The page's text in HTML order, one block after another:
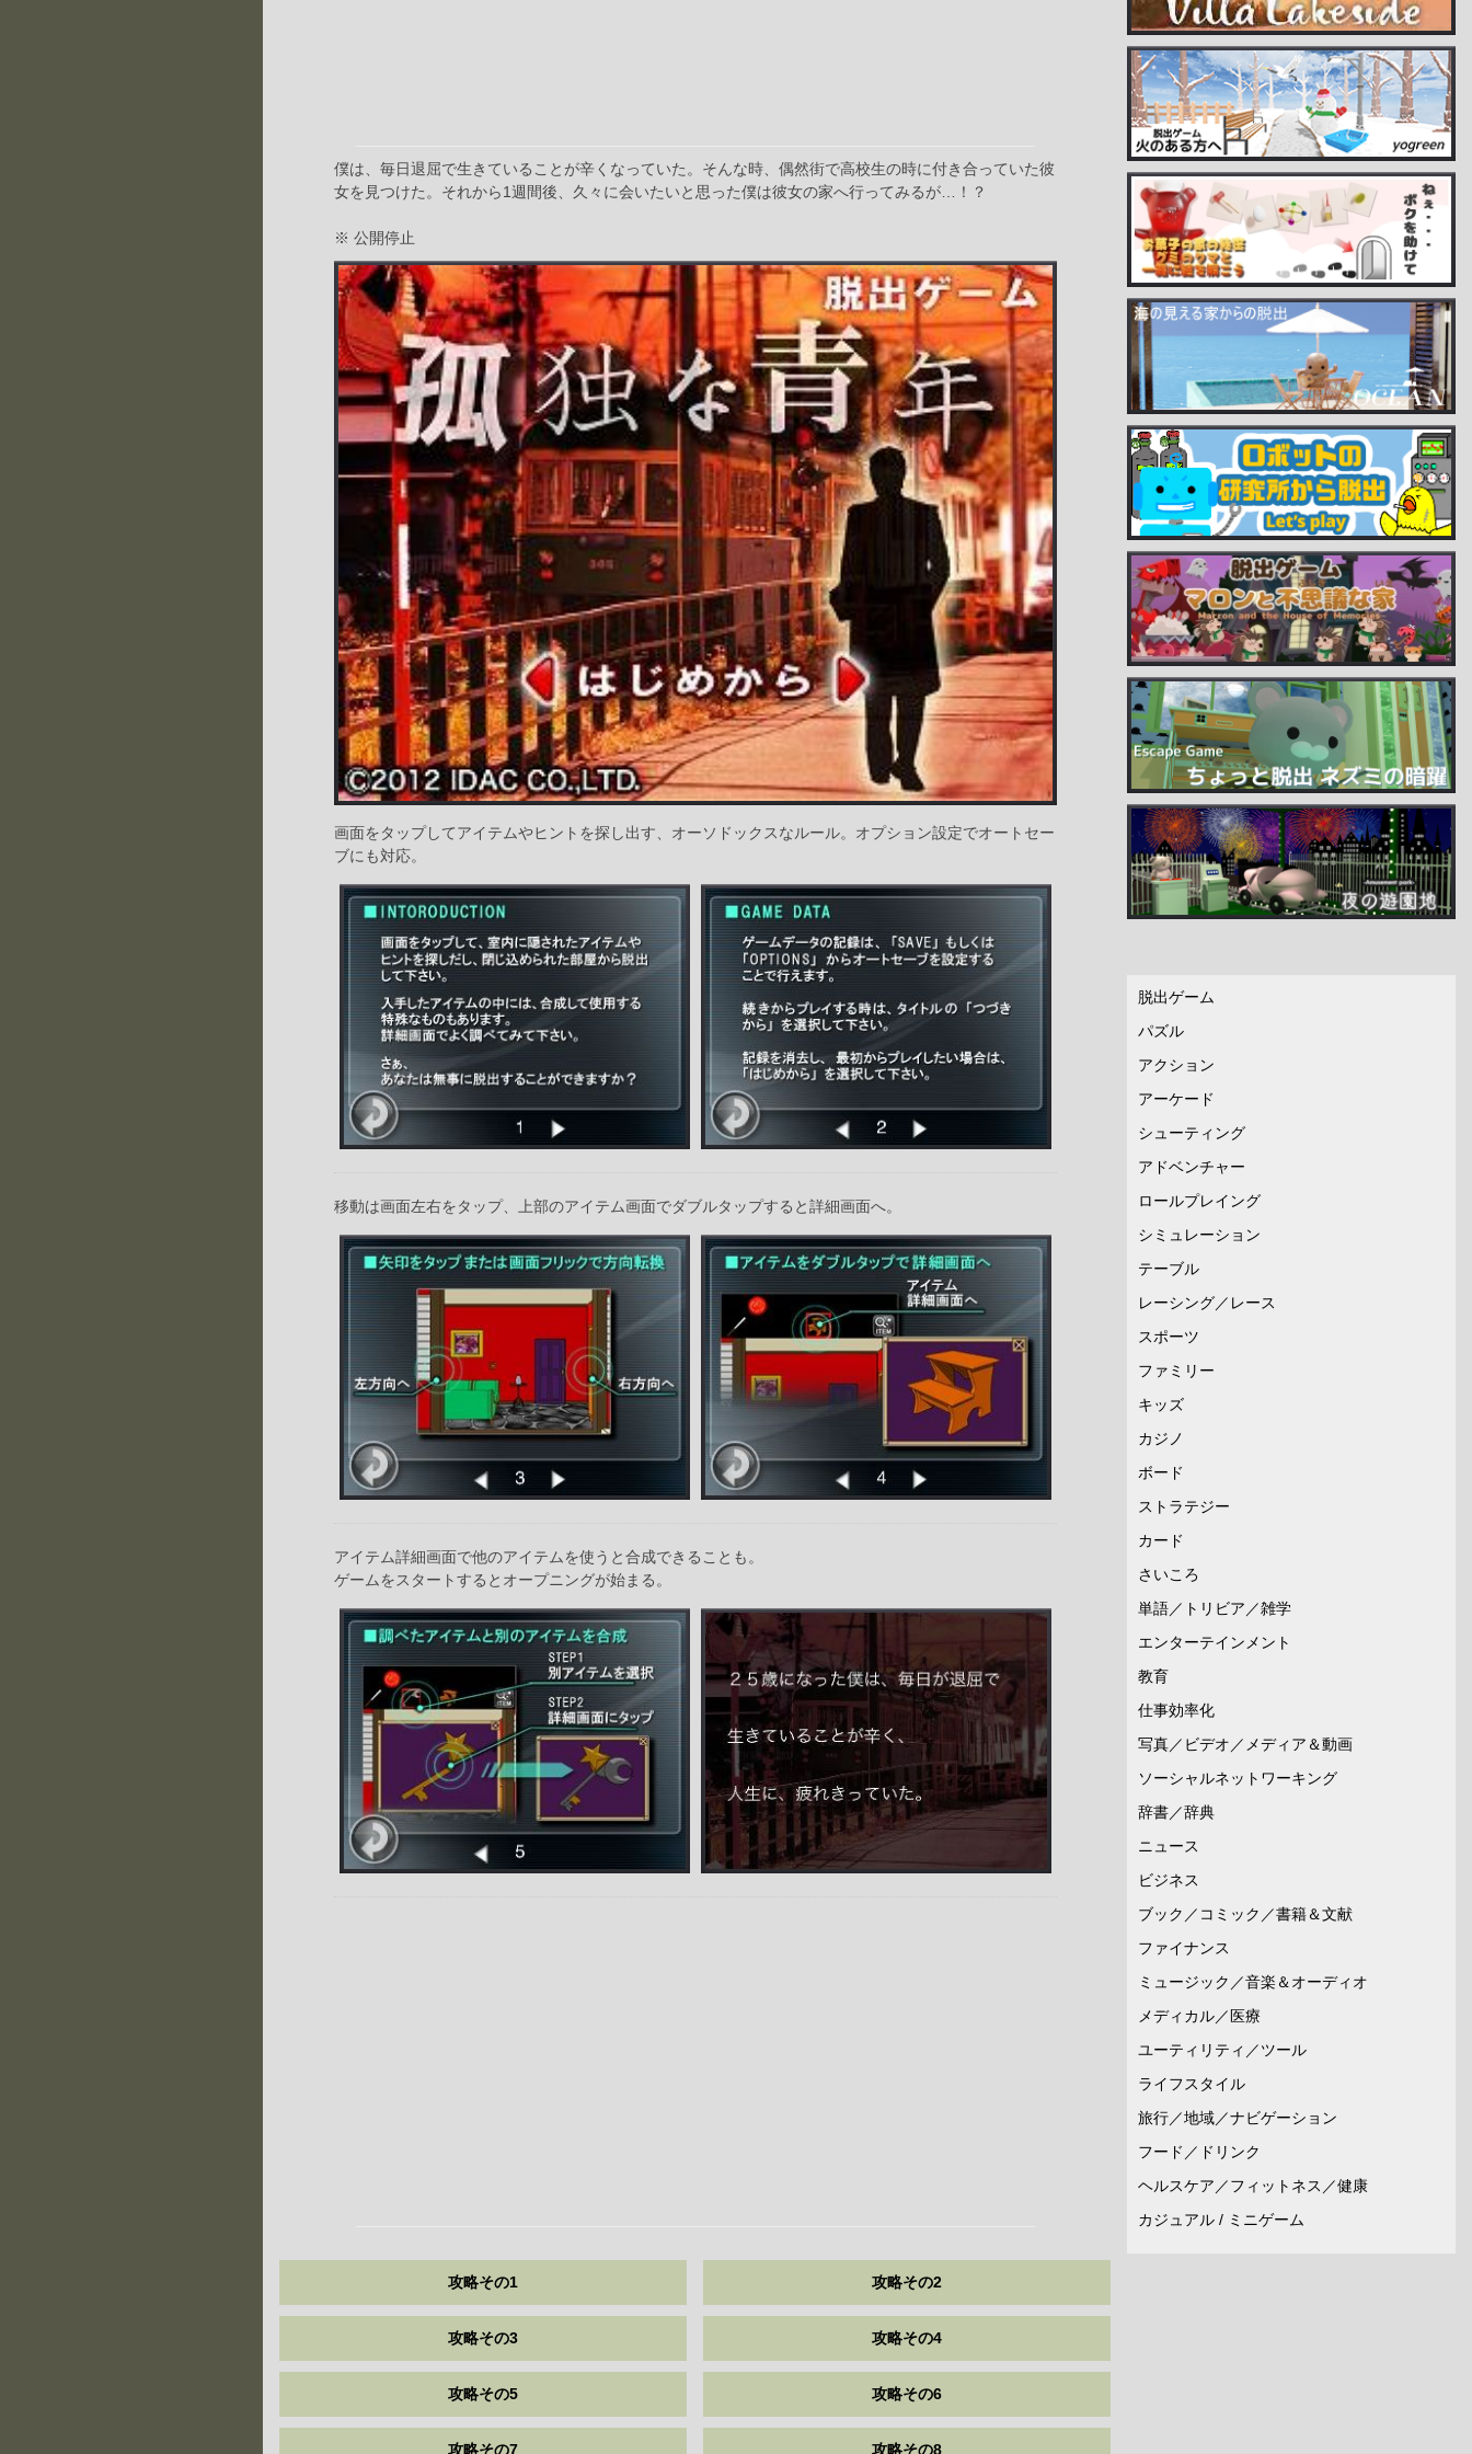
僕は、毎日退屈で生きていることが辛くなっていた。そんな時、偶然街で高校生の時に付き合っていた彼
女を見つけた。それから1週間後、久々に会いたいと思った僕は彼女の家へ行ってみるが…！？
※ 公開停止
画面をタップしてアイテムやヒントを探し出す、オーソドックスなルール。オプション設定でオートセー
ブにも対応。
移動は画面左右をタップ、上部のアイテム画面でダブルタップすると詳細画面へ。
アイテム詳細画面で他のアイテムを使うと合成できることも。
ゲームをスタートするとオープニングが始まる。
攻略その1 攻略その2
攻略その3 攻略その4
攻略その5 攻略その6
攻略その7 攻略その8
脱出ゲーム
パズル
アクション
アーケード
シューティング
アドベンチャー
ロールプレイング
シミュレーション
テーブル
レーシング／レース
スポーツ
ファミリー
キッズ
カジノ
ボード
ストラテジー
カード
さいころ
単語／トリビア／雑学
エンターテインメント
教育
仕事効率化
写真／ビデオ／メディア＆動画
ソーシャルネットワーキング
辞書／辞典
ニュース
ビジネス
ブック／コミック／書籍＆文献
ファイナンス
ミュージック／音楽＆オーディオ
メディカル／医療
ユーティリティ／ツール
ライフスタイル
旅行／地域／ナビゲーション
フード／ドリンク
ヘルスケア／フィットネス／健康
カジュアル / ミニゲーム